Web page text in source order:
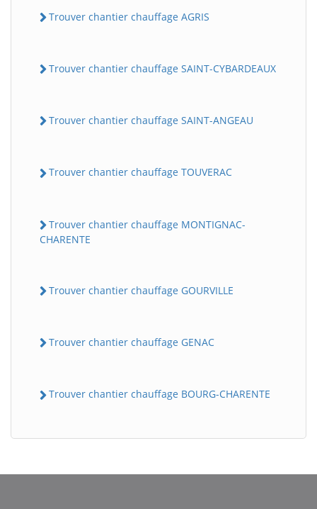
Trouver chantier chauffage AGRIS
Trouver chantier chauffage SAINT-CYBARDEAUX
Trouver chantier chauffage SAINT-ANGEAU
Trouver chantier chauffage TOUVERAC
Trouver chantier chauffage MONTIGNAC-
CHARENTE
Trouver chantier chauffage GOURVILLE
Trouver chantier chauffage GENAC
Trouver chantier chauffage BOURG-CHARENTE
BatiWebPro